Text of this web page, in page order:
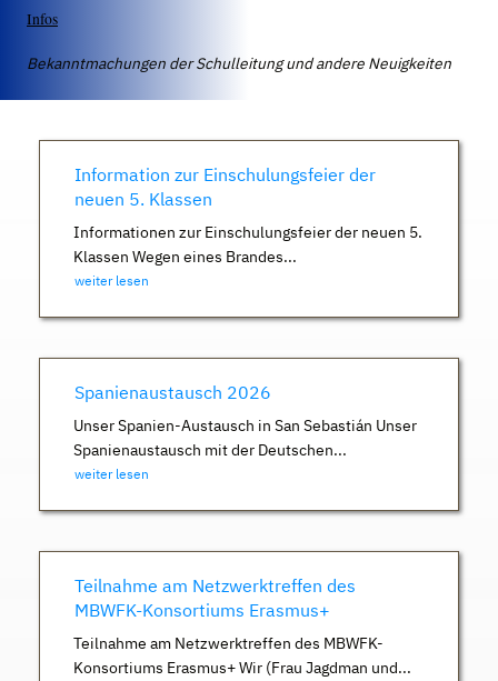
Infos
Bekanntmachungen der Schulleitung und andere Neuigkeiten
Information zur Einschulungsfeier der
neuen 5. Klassen
Informationen zur Einschulungsfeier der neuen 5.
Klassen Wegen eines Brandes...
weiter lesen
Spanienaustausch 2026
Unser Spanien-Austausch in San Sebastián Unser
Spanienaustausch mit der Deutschen...
weiter lesen
Teilnahme am Netzwerktreffen des
MBWFK-Konsortiums Erasmus+
Teilnahme am Netzwerktreffen des MBWFK-
Konsortiums Erasmus+ Wir (Frau Jagdman und...